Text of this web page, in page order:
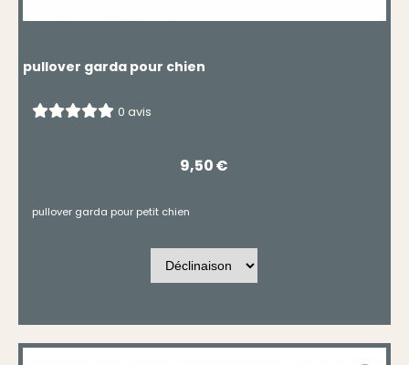
pullover garda pour chien
0 avis
9,50€
pullover garda pour petit chien